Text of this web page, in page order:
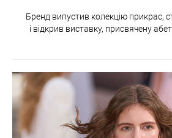
Бренд випустив колекцію прикрас,
і відкрив виставку, присвячену